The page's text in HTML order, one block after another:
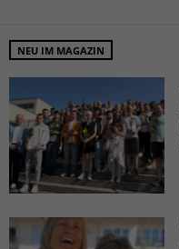
NEU IM MAGAZIN